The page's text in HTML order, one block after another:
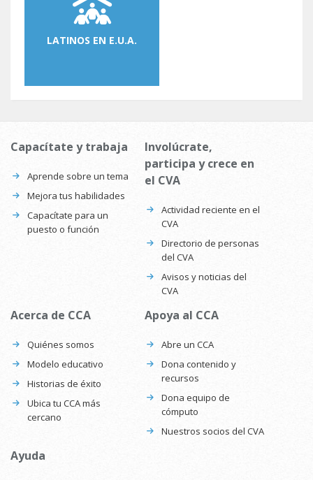
LATINOS EN E.U.A.
Capacítate y trabaja
Aprende sobre un tema
Mejora tus habilidades
Capacítate para un
puesto o función
Involúcrate,
participa y crece en
el CVA
Actividad reciente en el
CVA
Directorio de personas
del CVA
Avisos y noticias del
CVA
Acerca de CCA
Quiénes somos
Modelo educativo
Historias de éxito
Ubica tu CCA más
cercano
Apoya al CCA
Abre un CCA
Dona contenido y
recursos
Dona equipo de
cómputo
Nuestros socios del CVA
Ayuda